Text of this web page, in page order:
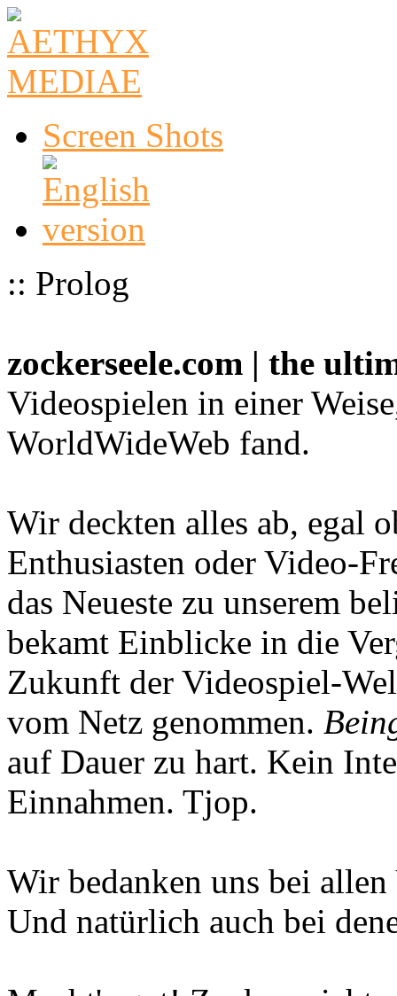
Screen Shots
:: Prolog
zockerseele.com | the
Videospielen in einer
WorldWideWeb fand.
Wir deckten alles ab, egal
Enthusiasten oder Video-
das Neueste zu unserem
bekamt Einblicke in die
Zukunft der Videospiel-
vom Netz genommen.
auf Dauer zu hart. Kein
Einnahmen. Tjop.
Wir bedanken uns bei
Und natürlich auch bei